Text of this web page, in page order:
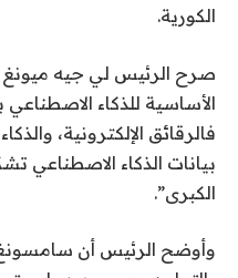
الكورية.
صرح الرئيس لي جيه ميونغ
الأساسية للذكاء
فالرقائق الإلكترونية،
بيانات الذكاء الاصطناعي
الكبرى”.
وأوضح الرئيس أن